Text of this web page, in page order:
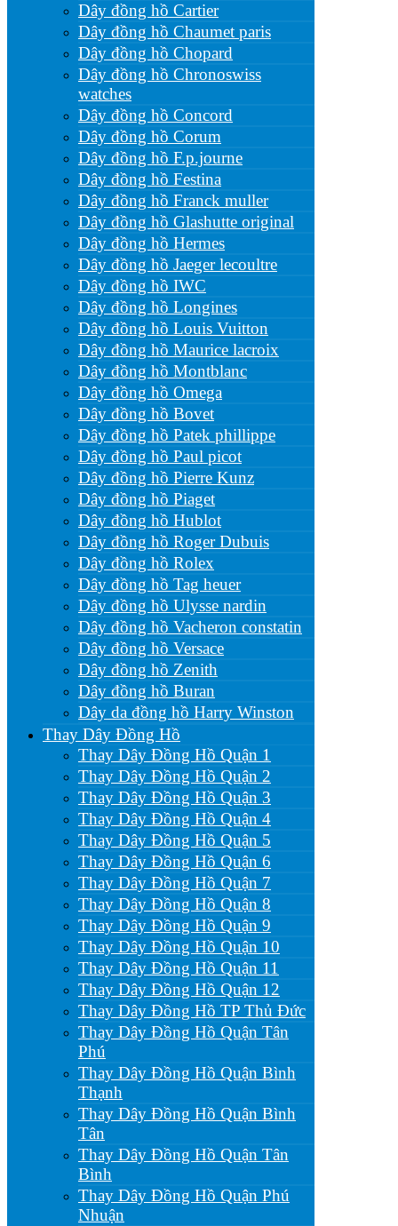
Dây đồng hồ Cartier
Dây đồng hồ Chaumet paris
Dây đồng hồ Chopard
Dây đồng hồ Chronoswiss
watches
Dây đồng hồ Concord
Dây đồng hồ Corum
Dây đồng hồ F.p.journe
Dây đồng hồ Festina
Dây đồng hồ Franck muller
Dây đồng hồ Glashutte original
Dây đồng hồ Hermes
Dây đồng hồ Jaeger lecoultre
Dây đồng hồ IWC
Dây đồng hồ Longines
Dây đồng hồ Louis Vuitton
Dây đồng hồ Maurice lacroix
Dây đồng hồ Montblanc
Dây đồng hồ Omega
Dây đồng hồ Bovet
Dây đồng hồ Patek phillippe
Dây đồng hồ Paul picot
Dây đồng hồ Pierre Kunz
Dây đồng hồ Piaget
Dây đồng hồ Hublot
Dây đồng hồ Roger Dubuis
Dây đồng hồ Rolex
Dây đồng hồ Tag heuer
Dây đồng hồ Ulysse nardin
Dây đồng hồ Vacheron constatin
Dây đồng hồ Versace
Dây đồng hồ Zenith
Dây đồng hồ Buran
Dây da đồng hồ Harry Winston
Thay Dây Đồng Hồ
Thay Dây Đồng Hồ Quận 1
Thay Dây Đồng Hồ Quận 2
Thay Dây Đồng Hồ Quận 3
Thay Dây Đồng Hồ Quận 4
Thay Dây Đồng Hồ Quận 5
Thay Dây Đồng Hồ Quận 6
Thay Dây Đồng Hồ Quận 7
Thay Dây Đồng Hồ Quận 8
Thay Dây Đồng Hồ Quận 9
Thay Dây Đồng Hồ Quận 10
Thay Dây Đồng Hồ Quận 11
Thay Dây Đồng Hồ Quận 12
Thay Dây Đồng Hồ TP Thủ Đức
Thay Dây Đồng Hồ Quận Tân
Phú
Thay Dây Đồng Hồ Quận Bình
Thạnh
Thay Dây Đồng Hồ Quận Bình
Tân
Thay Dây Đồng Hồ Quận Tân
Bình
Thay Dây Đồng Hồ Quận Phú
Nhuận